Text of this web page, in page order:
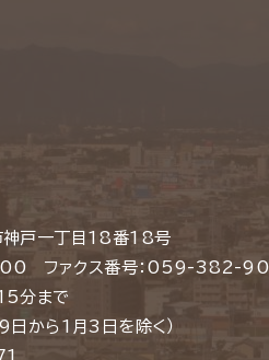
戸一丁目18番18号
ファクス番号：059-382-
分まで
日から1月3日を除く）